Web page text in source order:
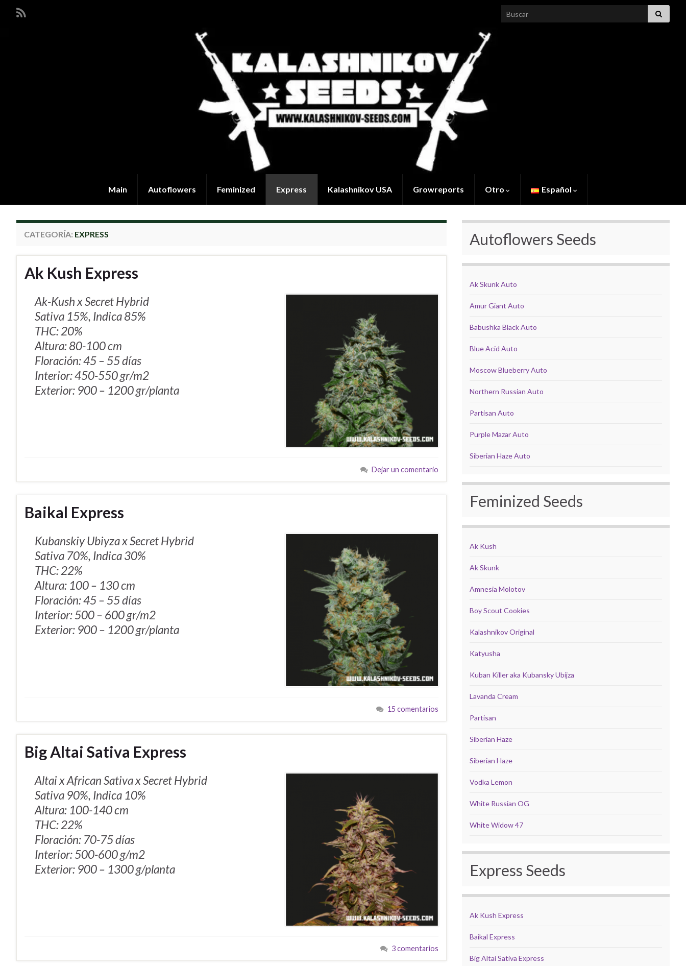
Search for:
Main Autoflowers Feminized Express Kalashnikov USA Growreports Otro Español
CATEGORÍA: EXPRESS
Ak Kush Express
Ak-Kush x Secret Hybrid
Sativa 15%, Indica 85%
THC: 20%
Altura: 80-100 cm
Floración: 45 – 55 días
Interior: 450-550 gr/m2
Exterior: 900 – 1200 gr/planta
Dejar un comentario
Baikal Express
Kubanskiy Ubiyza x Secret Hybrid
Sativa 70%, Indica 30%
THC: 22%
Altura: 100 – 130 cm
Floración: 45 – 55 días
Interior: 500 – 600 gr/m2
Exterior: 900 – 1200 gr/planta
15 comentarios
Big Altai Sativa Express
Altai x African Sativa x Secret Hybrid
Sativa 90%, Indica 10%
Altura: 100-140 cm
THC: 22%
Floración: 70-75 días
Interior: 500-600 g/m2
Exterior: 900 – 1300 g/planta
3 comentarios
Autoflowers Seeds
Ak Skunk Auto
Amur Giant Auto
Babushka Black Auto
Blue Acid Auto
Moscow Blueberry Auto
Northern Russian Auto
Partisan Auto
Purple Mazar Auto
Siberian Haze Auto
Feminized Seeds
Ak Kush
Ak Skunk
Amnesia Molotov
Boy Scout Cookies
Kalashnikov Original
Katyusha
Kuban Killer aka Kubansky Ubijza
Lavanda Cream
Partisan
Siberian Haze
Siberian Haze
Vodka Lemon
White Russian OG
White Widow 47
Express Seeds
Ak Kush Express
Baikal Express
Big Altai Sativa Express